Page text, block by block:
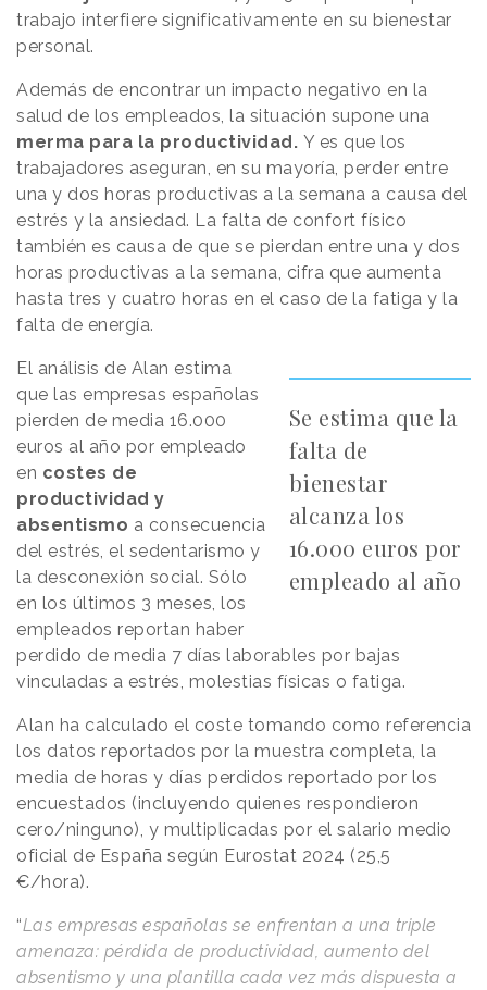
trabajo interfiere significativamente en su bienestar
personal.
Además de encontrar un impacto negativo en la
salud de los empleados, la situación supone una
merma para la productividad. Y es que los
trabajadores aseguran, en su mayoría, perder entre
una y dos horas productivas a la semana a causa del
estrés y la ansiedad. La falta de confort físico
también es causa de que se pierdan entre una y dos
horas productivas a la semana, cifra que aumenta
hasta tres y cuatro horas en el caso de la fatiga y la
falta de energía.
Se estima que la
falta de
bienestar
alcanza los
16.000 euros por
empleado al año
El análisis de Alan estima
que las empresas españolas
pierden de media 16.000
euros al año por empleado
en costes de
productividad y
absentismo a consecuencia
del estrés, el sedentarismo y
la desconexión social. Sólo
en los últimos 3 meses, los
empleados reportan haber
perdido de media 7 días laborables por bajas
vinculadas a estrés, molestias físicas o fatiga.
Alan ha calculado el coste tomando como referencia
los datos reportados por la muestra completa, la
media de horas y días perdidos reportado por los
encuestados (incluyendo quienes respondieron
cero/ninguno), y multiplicadas por el salario medio
oficial de España según Eurostat 2024 (25,5
€/hora).
“Las empresas españolas se enfrentan a una triple
amenaza: pérdida de productividad, aumento del
absentismo y una plantilla cada vez más dispuesta a